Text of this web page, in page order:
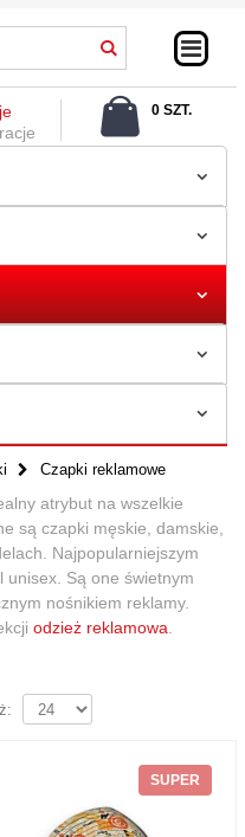
0 SZT.
Czapki reklamowe
atrybut na wszelkie
są czapki męskie, damskie,
Najpopularniejszym
unisex. Są one świetnym
nośnikiem reklamy.
odzież reklamowa
SUPER